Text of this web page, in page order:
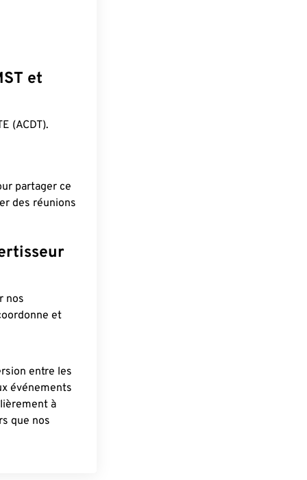
et
(ACDT).
partager ce
des réunions
nos
et
entre les
événements
à
que nos